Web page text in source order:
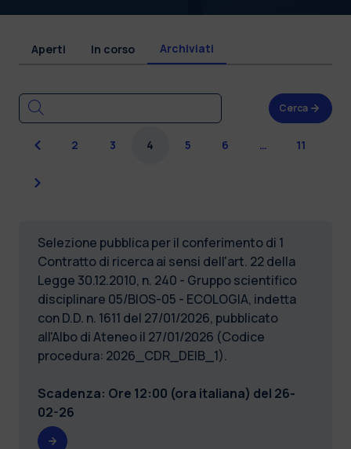
Aperti In corso Archiviati
Cerca
Precedente
2 3 4 5 6 … 11
Successiva
Selezione pubblica per il conferimento di 1
Contratto di ricerca ai sensi dell'art. 22 della
Legge 30.12.2010, n. 240 - Gruppo scientifico
disciplinare 05/BIOS-05 - ECOLOGIA, indetta
con D.D. n. 1611 del 27/01/2026, pubblicato
all'Albo di Ateneo il 27/01/2026 (Codice
procedura: 2026_CDR_DEIB_1).
Scadenza: Ore 12:00 (ora italiana) del 26-
02-26